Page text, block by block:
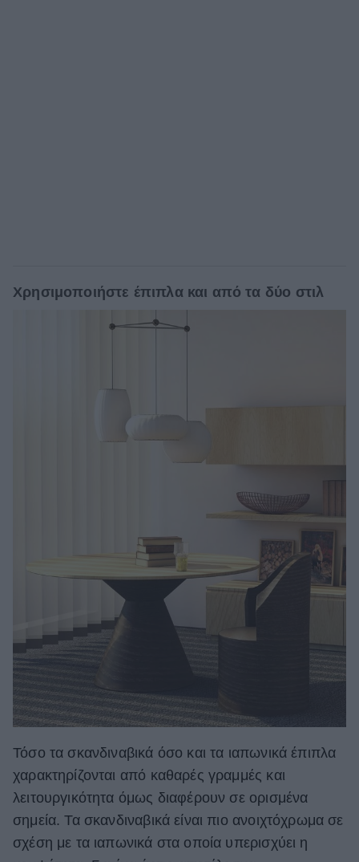
Χρησιμοποιήστε έπιπλα και από τα δύο στιλ
Τόσο τα σκανδιναβικά όσο και τα ιαπωνικά έπιπλα
χαρακτηρίζονται από καθαρές γραμμές και
λειτουργικότητα όμως διαφέρουν σε ορισμένα
σημεία. Τα σκανδιναβικά είναι πιο ανοιχτόχρωμα σε
σχέση με τα ιαπωνικά στα οποία υπερισχύει η